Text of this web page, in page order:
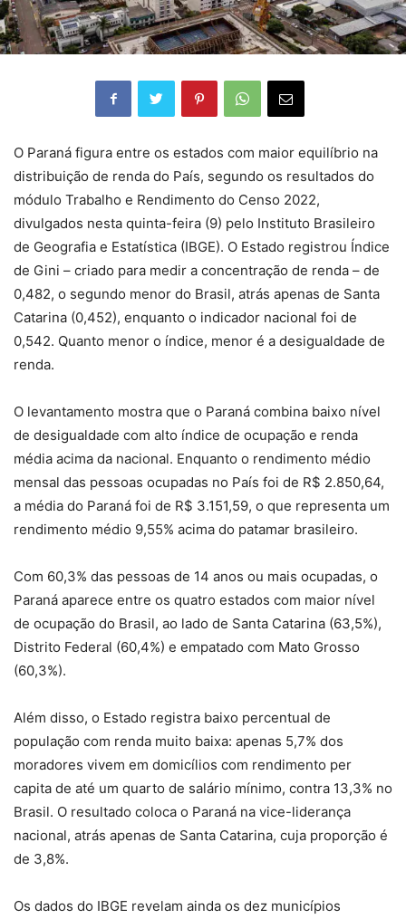
O Paraná figura entre os estados com maior equilíbrio na
distribuição de renda do País, segundo os resultados do
módulo Trabalho e Rendimento do Censo 2022,
divulgados nesta quinta-feira (9) pelo Instituto Brasileiro
de Geografia e Estatística (IBGE). O Estado registrou Índice
de Gini – criado para medir a concentração de renda – de
0,482, o segundo menor do Brasil, atrás apenas de Santa
Catarina (0,452), enquanto o indicador nacional foi de
0,542. Quanto menor o índice, menor é a desigualdade de
renda.
O levantamento mostra que o Paraná combina baixo nível
de desigualdade com alto índice de ocupação e renda
média acima da nacional. Enquanto o rendimento médio
mensal das pessoas ocupadas no País foi de R$ 2.850,64,
a média do Paraná foi de R$ 3.151,59, o que representa um
rendimento médio 9,55% acima do patamar brasileiro.
Com 60,3% das pessoas de 14 anos ou mais ocupadas, o
Paraná aparece entre os quatro estados com maior nível
de ocupação do Brasil, ao lado de Santa Catarina (63,5%),
Distrito Federal (60,4%) e empatado com Mato Grosso
(60,3%).
Além disso, o Estado registra baixo percentual de
população com renda muito baixa: apenas 5,7% dos
moradores vivem em domicílios com rendimento per
capita de até um quarto de salário mínimo, contra 13,3% no
Brasil. O resultado coloca o Paraná na vice-liderança
nacional, atrás apenas de Santa Catarina, cuja proporção é
de 3,8%.
Os dados do IBGE revelam ainda os dez municípios